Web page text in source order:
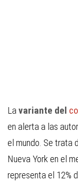
La variante del
en alerta a las
el mundo. Se trata
Nueva York en el
representa el 12%